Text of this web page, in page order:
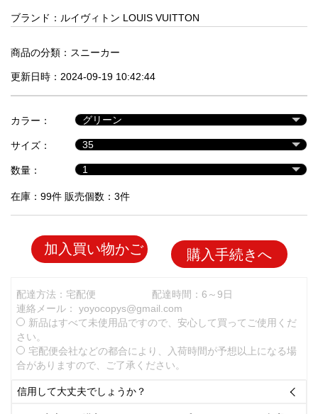
品
セ
商
品
ブランド： ルイヴィトン LOUIS VUITTON
商品の分類： スニーカー
更新日時：2024-09-19 10:42:44
カラー：
サイズ：
数量：
在庫：99件 販売個数：3件
加入買い物かご 購入手続きへ
配達方法：宅配便
配達時間：6～9日
連絡メール： yoyocopys@gmail.com
新品はすべて未使用品ですので、安心して買ってご使用くだ
さい。
宅配便会社などの都合により、入荷時間が予想以上になる場
合がありますので、ご了承ください。
信用して大丈夫でしょうか？ 